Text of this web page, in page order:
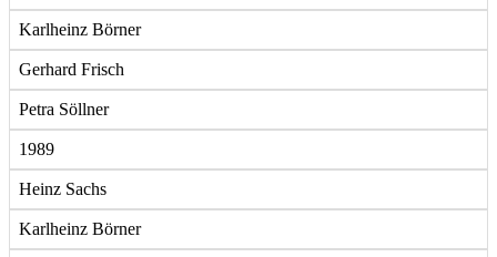
Karlheinz Börner
Gerhard Frisch
Petra Söllner
1989
Heinz Sachs
Karlheinz Börner